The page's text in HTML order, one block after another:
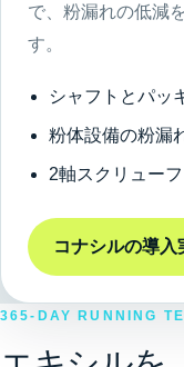
で、粉漏れの低減
す。
シャフトとパッ
粉体設備の粉漏
2軸スクリュー
コナシルの導入
365-DAY RUNNING